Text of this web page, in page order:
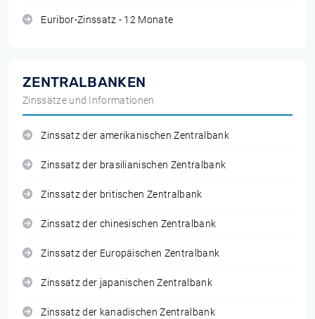
Euribor-Zinssatz - 12 Monate
ZENTRALBANKEN
Zinssätze und Informationen
Zinssatz der amerikanischen Zentralbank
Zinssatz der brasilianischen Zentralbank
Zinssatz der britischen Zentralbank
Zinssatz der chinesischen Zentralbank
Zinssatz der Europäischen Zentralbank
Zinssatz der japanischen Zentralbank
Zinssatz der kanadischen Zentralbank